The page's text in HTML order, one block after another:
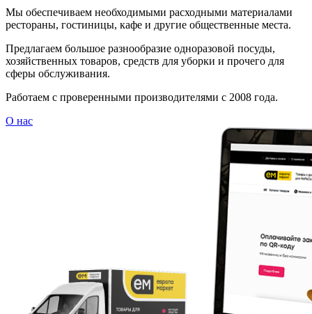
Мы обеспечиваем необходимыми расходными материалами
рестораны, гостиницы, кафе и другие общественные места.
Предлагаем большое разнообразие одноразовой посуды,
хозяйственных товаров, средств для уборки и прочего для
сферы обслуживания.
Работаем с проверенными производителями с 2008 года.
О нас